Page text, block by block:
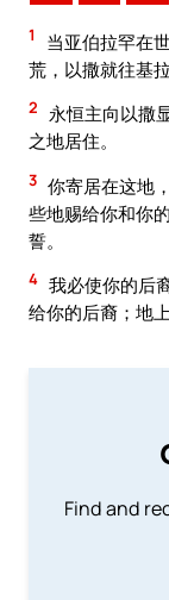
1
当亚伯拉罕在
荒，以撒就往基
2
永恒主向以撒
之地居住。
3 你寄居在这地
些地赐给你和你
誓。
4 我必使你的后
给你的后裔；地
Find and